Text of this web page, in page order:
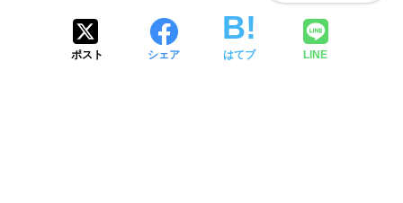
ポスト シェア はてブ LINE